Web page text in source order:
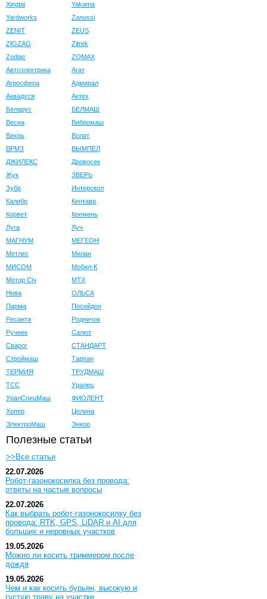
Xingtai
Yakama
Yardworks
Zanussi
ZENIT
ZEUS
ZIGZAG
Zitrek
Zodiac
ZOMAX
Автоэлектрика
Агат
Агросфера
Адмирал
Аквадуся
Актех
Беларус
БЕЛМАШ
Весна
Вибромаш
Вихрь
Волат
ВРМЗ
ВЫМПЕЛ
ДЖИЛЕКС
Дровосек
Жук
ЗВЕРЬ
Зубр
Интерскол
Калибр
Кентавр
Корвет
Кремень
Луга
Луч
МАГНУМ
МЕГЕОН
Метлес
Милан
МИСОМ
Мобил-К
Мотор Сiч
МТХ
Нева
ОЛЬСА
Парма
Посейдон
Ресанта
Родничок
Ручеек
Салют
Сварог
СТАНДАРТ
Строймаш
Тарпан
ТЕРМИЯ
ТРУДМАШ
ТСС
Уралец
УралСпецМаш
ФИОЛЕНТ
Хопер
Целина
ЭлектроМаш
Энкор
Полезные статьи
>>Все статьи
22.07.2026
Робот-газонокосилка без провода:
ответы на частые вопросы
22.07.2026
Как выбрать робот-газонокосилку без
провода: RTK, GPS, LiDAR и AI для
больших и неровных участков
19.05.2026
Можно ли косить триммером после
дождя
19.05.2026
Чем и как косить бурьян, высокую и
густую траву на участке